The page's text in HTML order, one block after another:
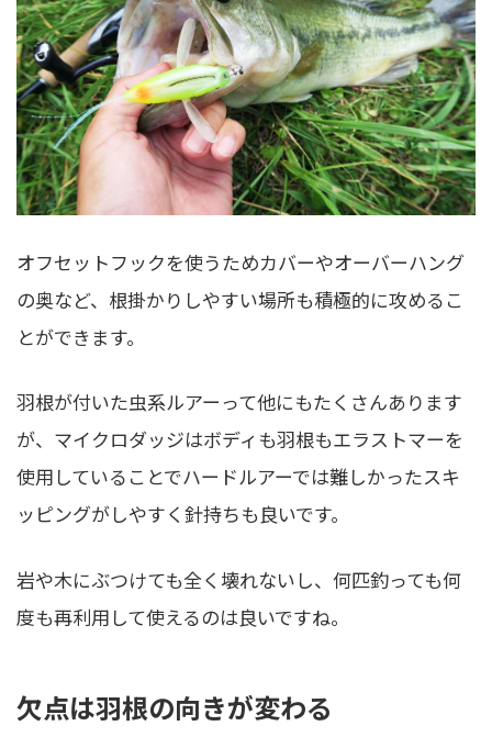
オフセットフックを使うためカバーやオーバーハング
の奥など、根掛かりしやすい場所も積極的に攻めるこ
とができます。
羽根が付いた虫系ルアーって他にもたくさんあります
が、マイクロダッジはボディも羽根もエラストマーを
使用していることでハードルアーでは難しかったスキ
ッピングがしやすく針持ちも良いです。
岩や木にぶつけても全く壊れないし、何匹釣っても何
度も再利用して使えるのは良いですね。
欠点は羽根の向きが変わる